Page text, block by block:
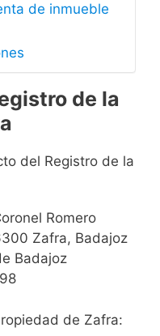
de inmueble
de la
del Registro de la
Romero
Zafra, Badajoz
Badajoz
de Zafra: